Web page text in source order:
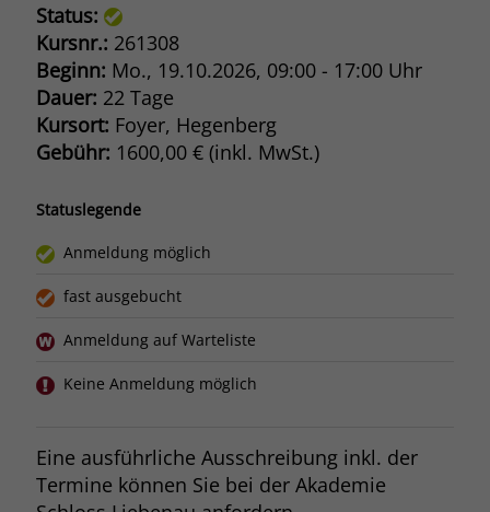
Status:
Kursnr.: 261308
Beginn: Mo., 19.10.2026, 09:00 - 17:00 Uhr
Dauer: 22 Tage
Kursort: Foyer, Hegenberg
Gebühr: 1600,00 € (inkl. MwSt.)
Statuslegende
Anmeldung möglich
fast ausgebucht
Anmeldung auf Warteliste
Keine Anmeldung möglich
Eine ausführliche Ausschreibung inkl. der
Termine können Sie bei der Akademie